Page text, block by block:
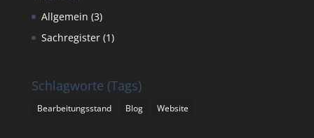
Allgemein (3)
Sachregister(1)
Schlagworte (Tags)
Bearbeitungsstand Blog Website